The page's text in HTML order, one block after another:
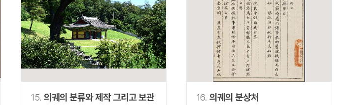
15. 의궤의 분류와 제작 그리고 보관 16. 의궤의 분상처